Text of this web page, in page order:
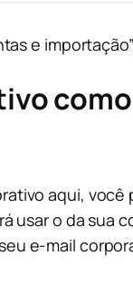
e
aqui,
o da sua
e-mail